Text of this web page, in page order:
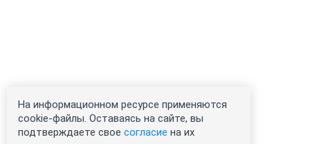
На информационном ресурсе применяются
cookie-файлы. Оставаясь на сайте, вы
подтверждаете свое согласие на их